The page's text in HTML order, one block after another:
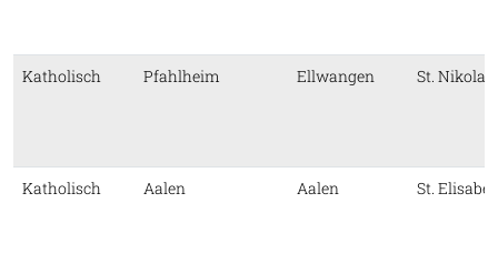
Katholisch Pfahlheim Ellwangen St.
Katholisch Aalen Aalen St.